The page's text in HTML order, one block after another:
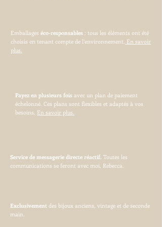
Emballages éco-responsables : tous les éléments ont été
choisis en tenant compte de l’environnement. En savoir
plus.
Payez en plusieurs fois avec un plan de paiement
échelonné. Ces plans sont flexibles et adaptés à vos
besoins. En savoir plus.
Service de messagerie directe réactif. Toutes les
communications se feront avec moi, Rebecca.
Exclusivement des bijoux anciens, vintage et de seconde
main.